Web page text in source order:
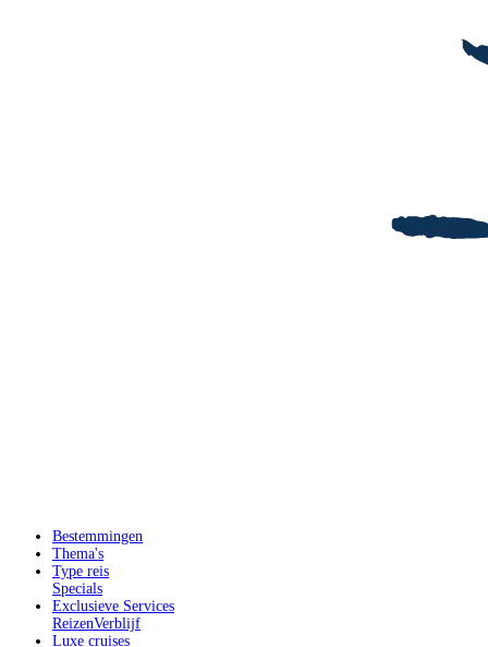
Bestemmingen
Thema's
Type reis
Specials
Exclusieve Services
ReizenVerblijf
Luxe cruises